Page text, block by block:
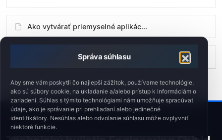
Správa súhlasu
Aby sme vám poskytli čo najlepší zážitok, používame technológie,
ako sú súbory cookie, na ukladanie a/alebo prístup k informáciám o
zariadení. Súhlas s týmito technológiami nám umožňuje spracúvať
údaje, ako je správanie pri prehliadaní alebo jedinečné
identifikátory. Nesúhlas alebo odvolanie súhlasu môže ovplyvniť
niektoré funkcie.
Ako vytvárať priemyselné aplikác...
Ochrana pred úrazom elektrickým ...